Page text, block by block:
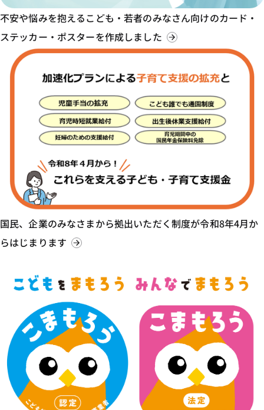
不安や悩みを抱えるこども・若者のみなさん向けのカード・
ステッカー・ポスターを作成しました
国民、企業のみなさまから拠出いただく制度が令和8年4月か
らはじまります